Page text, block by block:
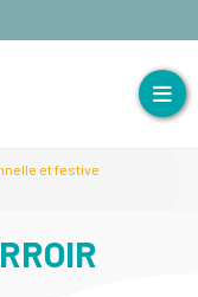
et festive